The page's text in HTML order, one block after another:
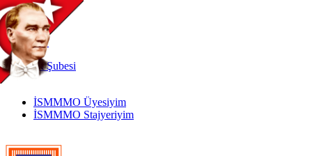
TR
|
EN
İnternetŞubesi
İSMMMO Üyesiyim
İSMMMO Stajyeriyim